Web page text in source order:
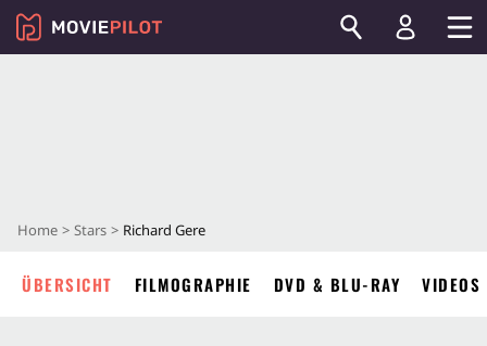
Home Stars Richard Gere
ÜBERSICHT FILMOGRAPHIE DVD & BLU-RAY VIDEOS